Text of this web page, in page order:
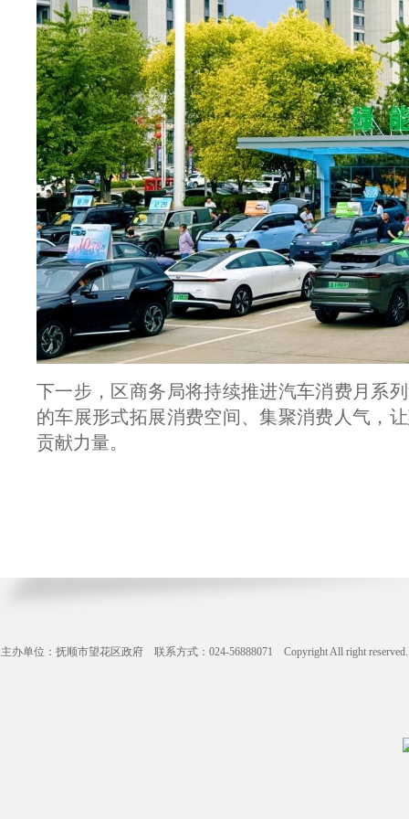
下一步，区商务局将持续推进汽车消费月系
的车展形式拓展消费空间、集聚消费人气，
贡献力量。
主办单位：抚顺市望花区政府 联系方式：024-56888071 Copyright All right